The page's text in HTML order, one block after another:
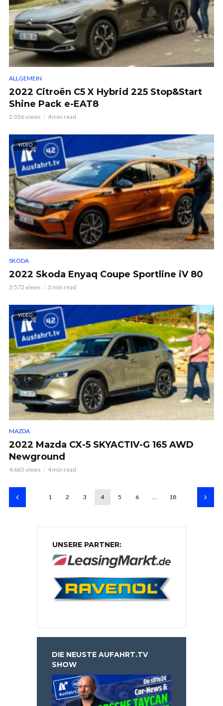
ALLGEMEIN
2022 Citroën C5 X Hybrid 225 Stop&Start
Shine Pack e-EAT8
2.056 views 4 min read
VIDEO
SKODA
2022 Skoda Enyaq Coupe Sportline iV 80
3.572 views 3 min read
VIDEO
MAZDA
2022 Mazda CX-5 SKYACTIV-G 165 AWD
Newground
4.665 views 4 min read
1 2 3 4 5 6 … 18
UNSERE PARTNER:
DIE NEUSTE AUFAHRT.TV
SHOW